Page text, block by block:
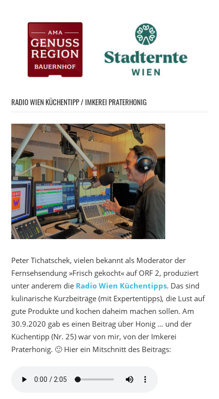
RADIO WIEN KÜCHENTIPP / IMKEREI PRATERHONIG
Peter Tichatschek, vielen bekannt als Moderator der
Fernsehsendung »Frisch gekocht« auf ORF 2, produziert
unter anderem die Radio Wien Küchentipps. Das sind
kulinarische Kurzbeiträge (mit Expertentipps), die Lust auf
gute Produkte und kochen daheim machen sollen. Am
30.9.2020 gab es einen Beitrag über Honig … und der
Küchentipp (Nr. 25) war von mir, von der Imkerei
Praterhonig. 🙂 Hier ein Mitschnitt des Beitrags: